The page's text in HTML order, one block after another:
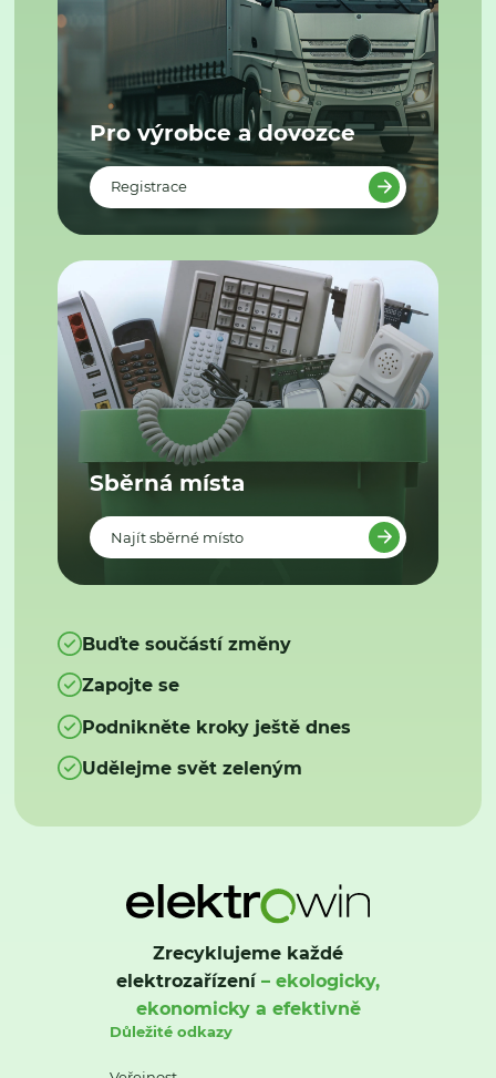
Pro výrobce a dovozce
Registrace
Sběrná místa
Najít sběrné místo
Buďte součástí změny
Zapojte se
Podnikněte kroky ještě dnes
Udělejme svět zeleným
Zrecyklujeme každé
elektrozařízení– ekologicky,
ekonomicky a efektivně
Důležité odkazy